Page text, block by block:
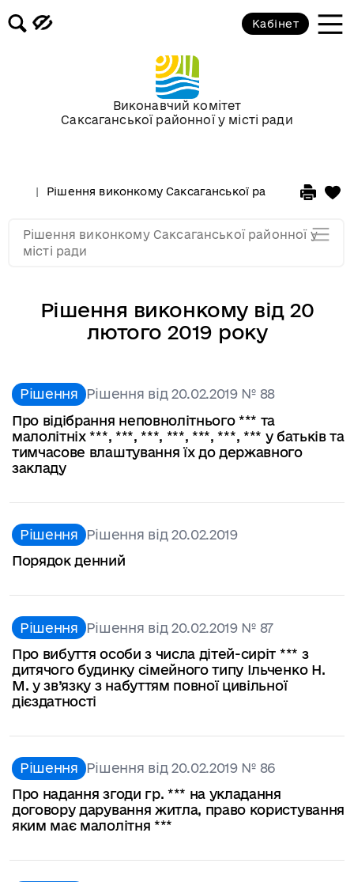
Виконавчий комітет
Саксаганської районної у місті ради
Кабінет
Рішення виконкому Саксаганської районної у місті
Рішення виконкому від 20
лютого 2019 року
Рішення Рішення від 20.02.2019 № 88
Про відібрання неповнолітнього *** та
малолітніх ***, ***, ***, ***, ***, ***, *** у батьків та
тимчасове влаштування їх до державного
закладу
Рішення Рішення від 20.02.2019
Порядок денний
Рішення Рішення від 20.02.2019 № 87
Про вибуття особи з числа дітей-сиріт *** з
дитячого будинку сімейного типу Ільченко Н.
М. у зв’язку з набуттям повної цивільної
дієздатності
Рішення Рішення від 20.02.2019 № 86
Про надання згоди гр. *** на укладання
договору дарування житла, право користування
яким має малолітня ***
Рішення виконкому Саксаганської районної у
місті ради
Засідання за 2015 рік
Засідання за 2014 рік
Засідання за 2013 рік
Засідання за 2011
Засідання за 2010